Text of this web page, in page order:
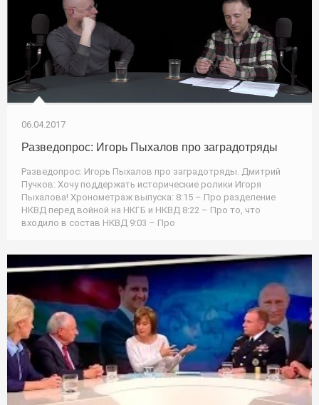
06.04.2017
Разведопрос: Игорь Пыхалов про заградотряды
Разведопрос: Игорь Пыхалов про заградотряды. Дмитрий
Пучков: Хочу поддержать исторические ролики Игоря
Пыхалова! Хронометраж выпуска: 8:15 – Про разделение
НКВД перед войной на НКГБ и НКВД 8:22 – Про то, что
входило в состав НКВД 9:03 – Про